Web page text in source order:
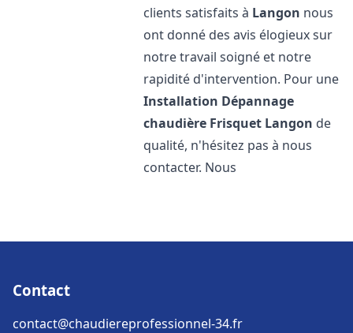
clients satisfaits à Langon nous
ont donné des avis élogieux sur
notre travail soigné et notre
rapidité d'intervention. Pour une
Installation Dépannage
chaudière Frisquet Langon de
qualité, n'hésitez pas à nous
contacter. Nous
Contact
contact@chaudiereprofessionnel-34.fr